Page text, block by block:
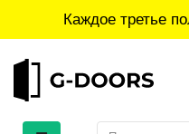
Каждое третье